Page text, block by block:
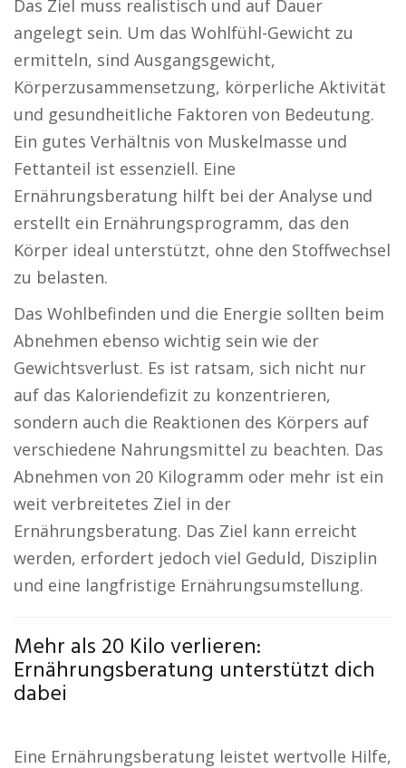
Das Ziel muss realistisch und auf Dauer
angelegt sein. Um das Wohlfühl-Gewicht zu
ermitteln, sind Ausgangsgewicht,
Körperzusammensetzung, körperliche Aktivität
und gesundheitliche Faktoren von Bedeutung.
Ein gutes Verhältnis von Muskelmasse und
Fettanteil ist essenziell. Eine
Ernährungsberatung hilft bei der Analyse und
erstellt ein Ernährungsprogramm, das den
Körper ideal unterstützt, ohne den Stoffwechsel
zu belasten.
Das Wohlbefinden und die Energie sollten beim
Abnehmen ebenso wichtig sein wie der
Gewichtsverlust. Es ist ratsam, sich nicht nur
auf das Kaloriendefizit zu konzentrieren,
sondern auch die Reaktionen des Körpers auf
verschiedene Nahrungsmittel zu beachten. Das
Abnehmen von 20 Kilogramm oder mehr ist ein
weit verbreitetes Ziel in der
Ernährungsberatung. Das Ziel kann erreicht
werden, erfordert jedoch viel Geduld, Disziplin
und eine langfristige Ernährungsumstellung.
Mehr als 20 Kilo verlieren:
Ernährungsberatung unterstützt dich
dabei
Eine Ernährungsberatung leistet wertvolle Hilfe,